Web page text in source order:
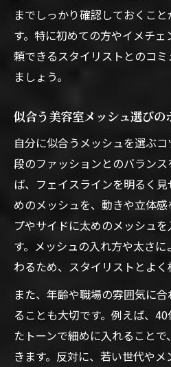
までしっかり確認しておくこ
す。特に初めての方やイメチ
頼できるスタイリストとのコ
ましょう。
似合う美容室メッシュ選びの
自分に似合うメッシュを選ぶ
段のファッションとのバラン
ば、フェイスラインを明るく
めのメッシュを、動きや立体
プやサイドに太めのメッシュ
す。メッシュの入れ方や太さ
わるため、スタイリストとよく
また、年齢や職場の雰囲気に
ることも大切です。例えば、
たトーンで細めに入れること
きます。反対に、若い世代や